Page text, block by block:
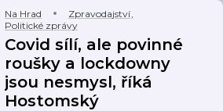
Na Hrad Zpravodajství,
Politické zprávy
Covid sílí, ale povinné
roušky a lockdowny
jsou nesmysl, říká
Hostomský